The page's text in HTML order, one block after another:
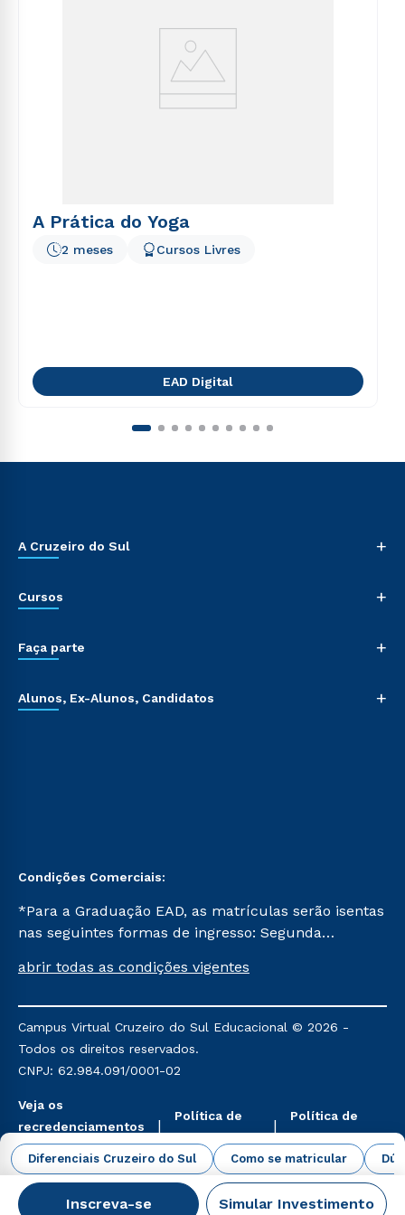
Diferenciais Cruzeiro do Sul Como se matricular
Inscreva-se Simular Investimento
A Prática do Yoga
2 meses Cursos Livres
EAD Digital
A Cruzeiro do Sul +
Cursos +
Faça parte +
Alunos, Ex-Alunos, Candidatos +
Condições Comerciais:
*Para a Graduação EAD, as matrículas serão isentas
nas seguintes formas de ingresso: Segunda
Já para as demais, a taxa de matrícula será de R$
mencionadas são referentes aos cursos: Ensino
Religioso, Geografia para a Docência e Metodologia
do Ensino de História: Questões Atuais.
abrir todas as condições vigentes
Campus Virtual Cruzeiro do Sul Educacional © 2026 -
Todos os direitos reservados.
CNPJ: 62.984.091/0001-02
Veja os
recredenciamentos
aqui
Política de
Privacidade
Política de
Cookies